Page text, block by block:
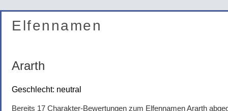
Elfennamen
Ararth
Geschlecht: neutral
Bereits 17 Charakter-Bewertungen zum Elfennamen Ararth